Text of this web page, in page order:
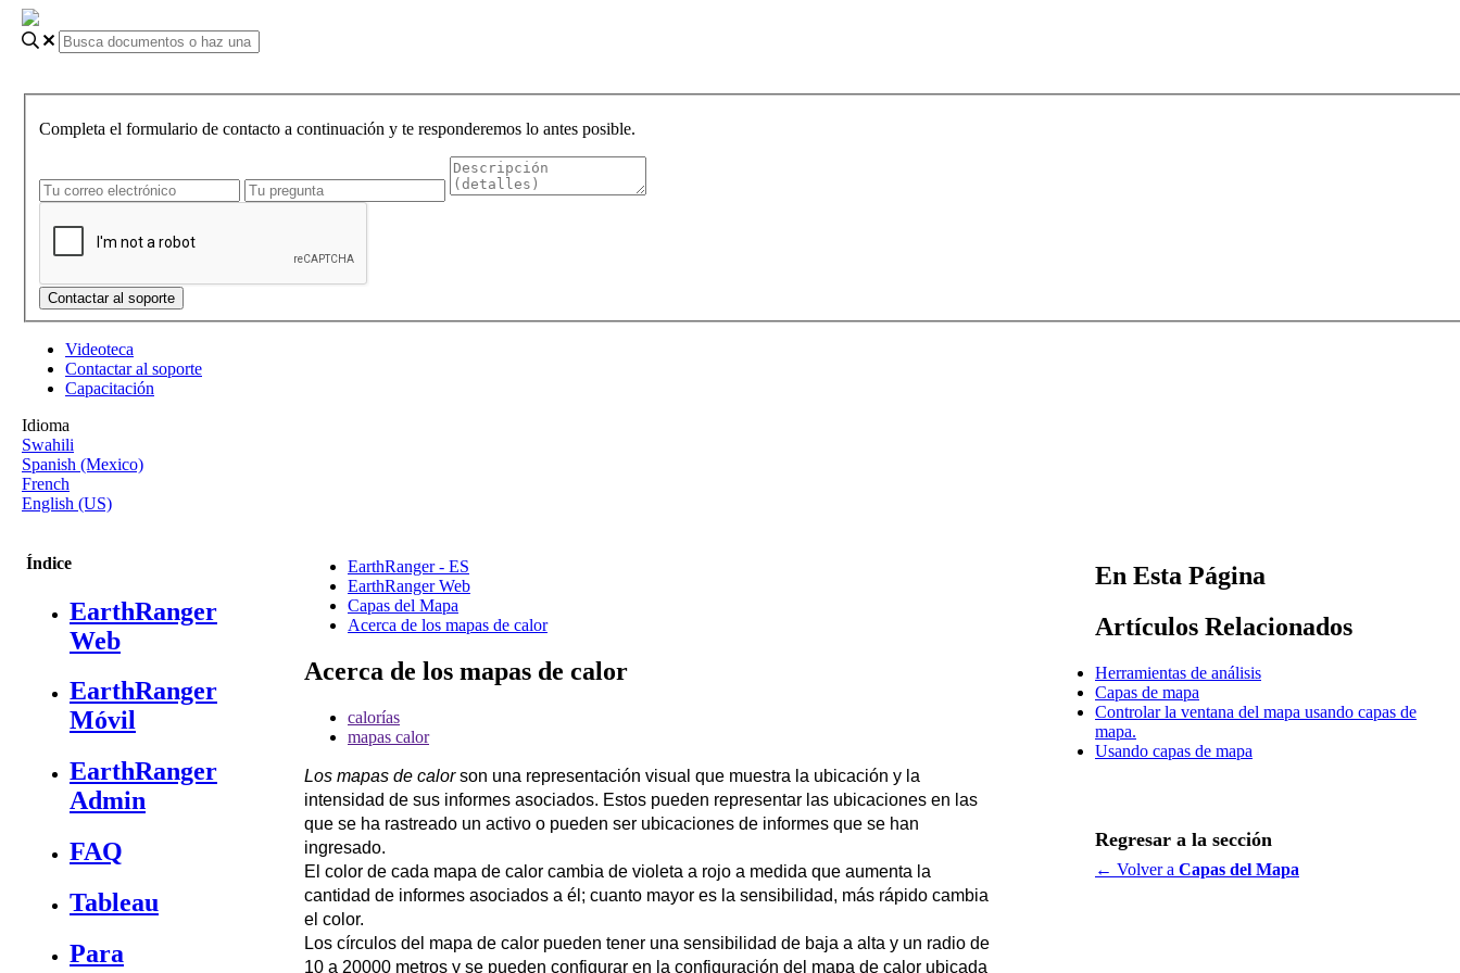
Completa el formulario de contacto a continuación y te responderemos lo antes posible.
Videoteca
Contactar al soporte
Capacitación
Idioma
Swahili
Spanish (Mexico)
French
English (US)
Índice
EarthRanger
Web
EarthRanger
Móvil
EarthRanger
Admin
FAQ
Tableau
Para
EarthRanger - ES
EarthRanger Web
Capas del Mapa
Acerca de los mapas de calor
Acerca de los mapas de calor
calorías
mapas calor
Los mapas de calor son una representación visual que muestra la ubicación y la
intensidad de sus informes asociados. Estos pueden representar las ubicaciones en las
que se ha rastreado un activo o pueden ser ubicaciones de informes que se han
ingresado.
El color de cada mapa de calor cambia de violeta a rojo a medida que aumenta la
cantidad de informes asociados a é ; cuanto mayor es la sensibilidad, más rápido cambia
el color.
Los círculos del mapa de calor pueden tener una sensibilidad de baja a alta y un radio de
10 a 20000 metros y se pueden configurar en la configuración del mapa de calor ubicada
En Esta Página
Artículos Relacionados
Herramientas de análisis
Capas de mapa
Controlar la ventana del mapa usando capas de
mapa.
Usando capas de mapa
Regresar a la sección
← Volver a Capas del Mapa